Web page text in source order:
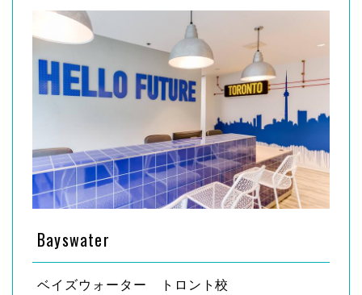
Bayswater
ベイズウォーター トロント校